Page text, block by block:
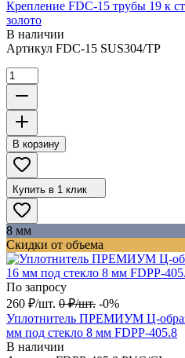
Крепление FDC-15 трубы 19 к
золото
В наличии
Артикул FDC-15 SUS304/TP
В корзину
Купить в 1 клик
8 мм
Скидки от объема
По запросу
260 ₽/шт. 0 ₽/шт. -0%
Уплотнитель ПРЕМИУМ Ц-
мм под стекло 8 мм FDPP-405.8
В наличии